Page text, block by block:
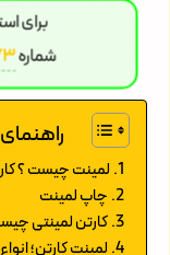
برای
شماره
لمینت چیست ؟
چاپ لمینت
کارتن لمینتی
لمینت کارتن؛